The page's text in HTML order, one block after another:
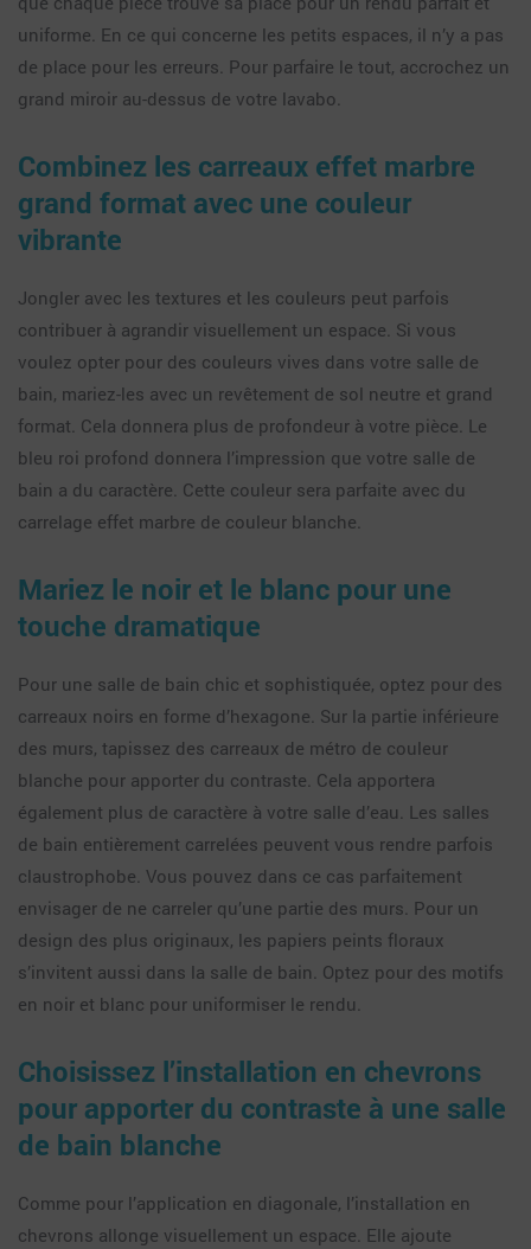
uniforme. En ce qui concerne les petits espaces, il n’y a pas
de place pour les erreurs. Pour parfaire le tout, accrochez un
grand miroir au-dessus de votre lavabo.
Combinez les carreaux effet marbre
grand format avec une couleur
vibrante
Jongler avec les textures et les couleurs peut parfois
contribuer à agrandir visuellement un espace. Si vous
voulez opter pour des couleurs vives dans votre salle de
bain, mariez-les avec un revêtement de sol neutre et grand
format. Cela donnera plus de profondeur à votre pièce. Le
bleu roi profond donnera l’impression que votre salle de
bain a du caractère. Cette couleur sera parfaite avec du
carrelage effet marbre de couleur blanche.
Mariez le noir et le blanc pour une
touche dramatique
Pour une salle de bain chic et sophistiquée, optez pour des
carreaux noirs en forme d’hexagone. Sur la partie inférieure
des murs, tapissez des carreaux de métro de couleur
blanche pour apporter du contraste. Cela apportera
également plus de caractère à votre salle d’eau. Les salles
de bain entièrement carrelées peuvent vous rendre parfois
claustrophobe. Vous pouvez dans ce cas parfaitement
envisager de ne carreler qu’une partie des murs. Pour un
design des plus originaux, les papiers peints floraux
s’invitent aussi dans la salle de bain. Optez pour des motifs
en noir et blanc pour uniformiser le rendu.
Choisissez l’installation en chevrons
pour apporter du contraste à une salle
de bain blanche
Comme pour l’application en diagonale, l’installation en
chevrons allonge visuellement un espace. Elle ajoute